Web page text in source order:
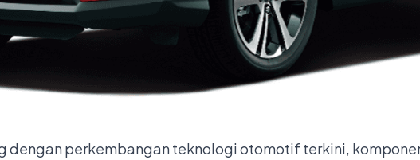
dengan perkembangan teknologi otomotif terkini,